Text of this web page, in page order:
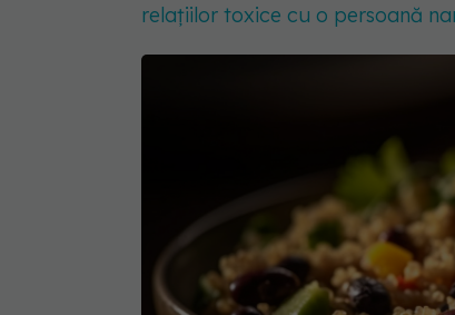
relațiilor toxice cu o persoană